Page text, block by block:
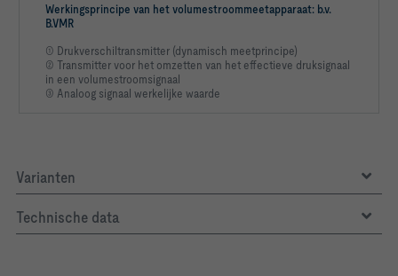
Werkingsprincipe van het volumestroommeetapparaat: b.v.
B.VMR
① Drukverschiltransmitter (dynamisch meetprincipe)
② Transmitter voor het omzetten van het effectieve druksignaal
in een volumestroomsignaal
③ Analoog signaal werkelijke waarde
Varianten
Technische data